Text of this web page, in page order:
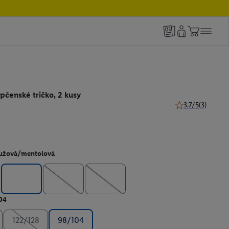
tričko, 2 kusy
3.7/5(3)
mentolová
122/128 98/104